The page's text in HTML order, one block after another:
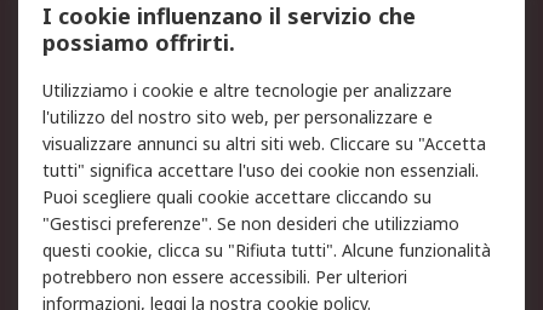
Legale
Informativa Cookie
Informativa Privacy -
Aggiornata
Email Security
Termini d'uso
Condizioni di vendita
Condizioni generali di
servizio
Etica e responsabilità
I cookie influenzano il servizio che
possiamo offrirti.
Utilizziamo i cookie e altre tecnologie per analizzare
l'utilizzo del nostro sito web, per personalizzare e
visualizzare annunci su altri siti web. Cliccare su "Accetta
tutti" significa accettare l'uso dei cookie non essenziali.
Puoi scegliere quali cookie accettare cliccando su
"Gestisci preferenze". Se non desideri che utilizziamo
questi cookie, clicca su "Rifiuta tutti". Alcune funzionalità
potrebbero non essere accessibili. Per ulteriori
informazioni, leggi la nostra cookie policy.